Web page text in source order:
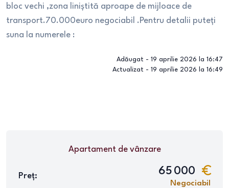
bloc vechi ,zona liniștită aproape de mijloace de
transport.70.000euro negociabil .Pentru detalii puteți
suna la numerele :
Adăugat - 19 aprilie 2026 la 16:47
Actualizat - 19 aprilie 2026 la 16:49
Apartamentde vânzare
Preț: 65 000
Negociabil